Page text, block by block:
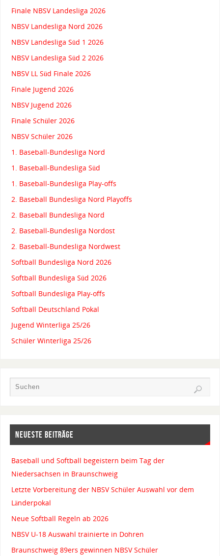
Finale NBSV Landesliga 2026
NBSV Landesliga Nord 2026
NBSV Landesliga Süd 1 2026
NBSV Landesliga Süd 2 2026
NBSV LL Süd Finale 2026
Finale Jugend 2026
NBSV Jugend 2026
Finale Schüler 2026
NBSV Schüler 2026
1. Baseball-Bundesliga Nord
1. Baseball-Bundesliga Süd
1. Baseball-Bundesliga Play-offs
2. Baseball Bundesliga Nord Playoffs
2. Baseball Bundesliga Nord
2. Baseball-Bundesliga Nordost
2. Baseball-Bundesliga Nordwest
Softball Bundesliga Nord 2026
Softball Bundesliga Süd 2026
Softball Bundesliga Play-offs
Softball Deutschland Pokal
Jugend Winterliga 25/26
Schüler Winterliga 25/26
NEUESTE BEITRÄGE
Baseball und Softball begeistern beim Tag der
Niedersachsen in Braunschweig
Letzte Vorbereitung der NBSV Schüler Auswahl vor dem
Länderpokal
Neue Softball Regeln ab 2026
NBSV U-18 Auswahl trainierte in Dohren
Braunschweig 89ers gewinnen NBSV Schüler